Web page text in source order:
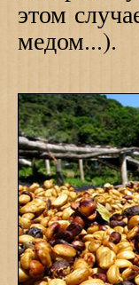
этом
медом...).